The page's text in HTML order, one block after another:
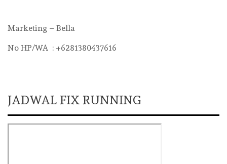
Marketing – Bella
No HP/WA : +6281380437616
JADWAL FIX RUNNING